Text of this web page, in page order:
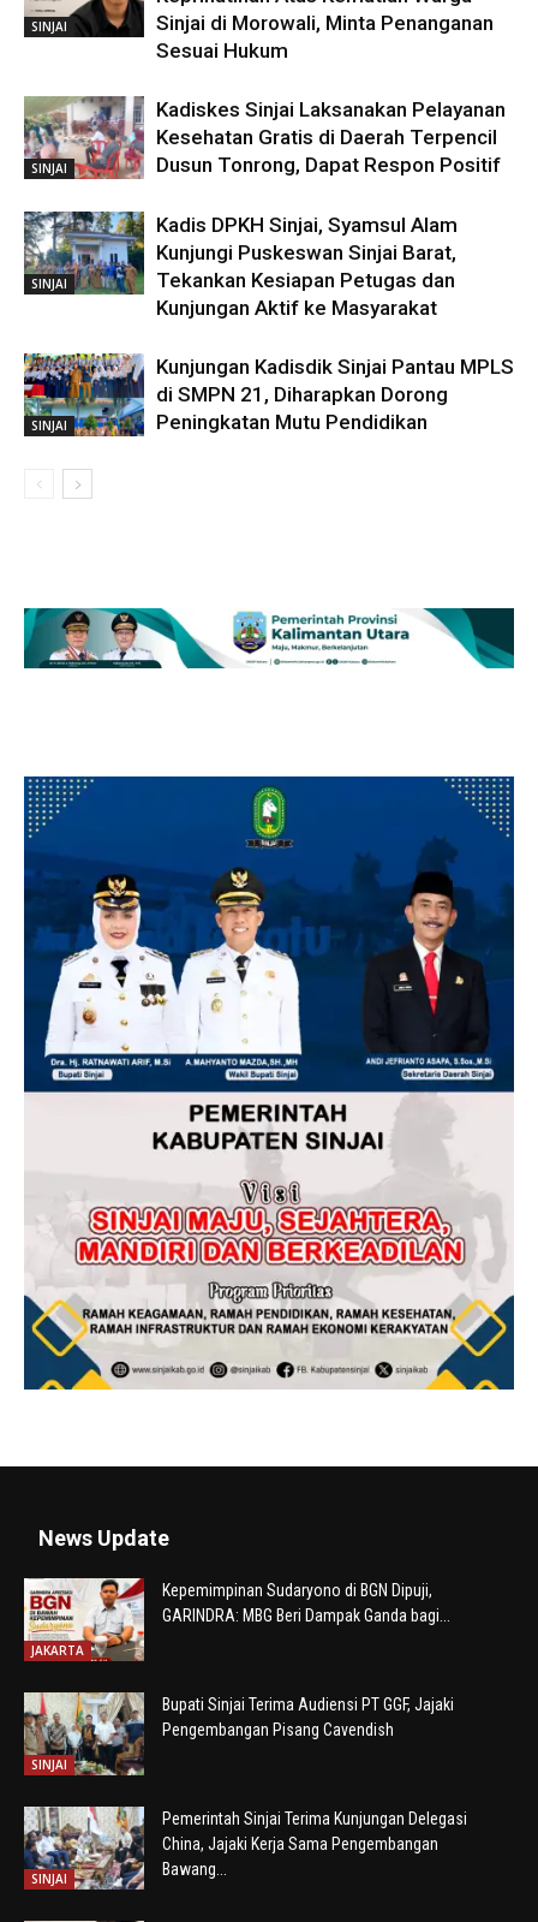
SINJAI
Sinjai di Morowali, Minta Penanganan
Sesuai Hukum
SINJAI
Kadiskes Sinjai Laksanakan Pelayanan
Kesehatan Gratis di Daerah Terpencil
Dusun Tonrong, Dapat Respon Positif
SINJAI
Kadis DPKH Sinjai, Syamsul Alam
Kunjungi Puskeswan Sinjai Barat,
Tekankan Kesiapan Petugas dan
Kunjungan Aktif ke Masyarakat
SINJAI
Kunjungan Kadisdik Sinjai Pantau MPLS
di SMPN 21, Diharapkan Dorong
Peningkatan Mutu Pendidikan
News Update
JAKARTA
Kepemimpinan Sudaryono di BGN Dipuji,
GARINDRA: MBG Beri Dampak Ganda bagi...
SINJAI
Bupati Sinjai Terima Audiensi PT GGF, Jajaki
Pengembangan Pisang Cavendish
SINJAI
Pemerintah Sinjai Terima Kunjungan Delegasi
China, Jajaki Kerja Sama Pengembangan
Bawang...